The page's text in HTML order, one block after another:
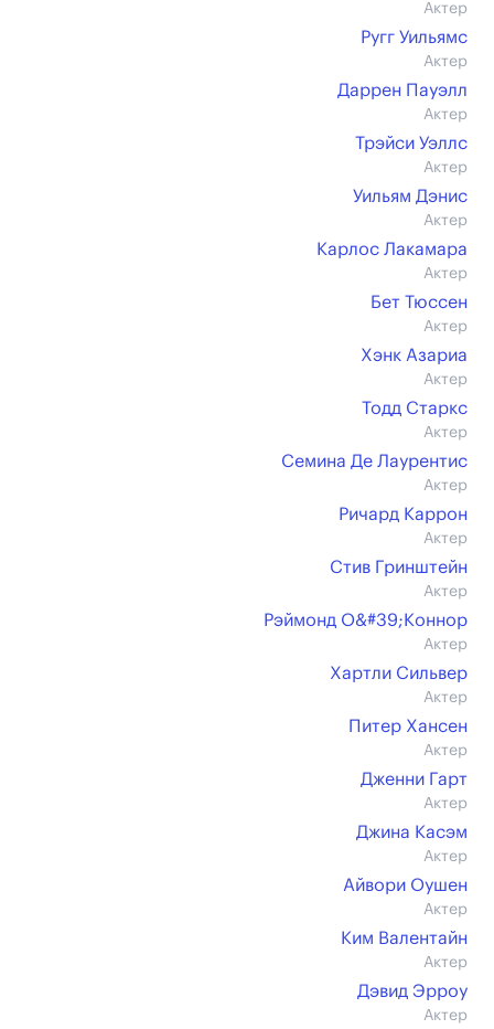
Актер
Ругг Уильямс
Актер
Даррен Пауэлл
Актер
Трэйси Уэллс
Актер
Уильям Дэнис
Актер
Карлос Лакамара
Актер
Бет Тюссен
Актер
Хэнк Азариа
Актер
Тодд Старкс
Актер
Семина Де Лаурентис
Актер
Ричард Каррон
Актер
Стив Гринштейн
Актер
Рэймонд О&#39;Коннор
Актер
Хартли Сильвер
Актер
Питер Хансен
Актер
Дженни Гарт
Актер
Джина Касэм
Актер
Айвори Оушен
Актер
Ким Валентайн
Актер
Дэвид Эрроу
Актер